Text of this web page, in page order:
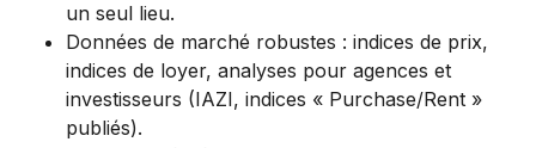
un seul lieu.
Données de marché robustes : indices de prix,
indices de loyer, analyses pour agences et
investisseurs (IAZI, indices « Purchase/Rent »
publiés).